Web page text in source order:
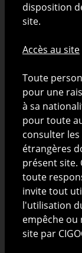
Les
après
Nature de
Les
constitutives
pouvant être
ou à une
sollicitation à
mobilières ni
d'un
valeurs
juridiction
serait
disposition
site.
Accès au site
Toute
pour une
à sa
pour toute
consulter
étrangères
présent site.
toute
invite tout
l'utilisation
empêche
site par